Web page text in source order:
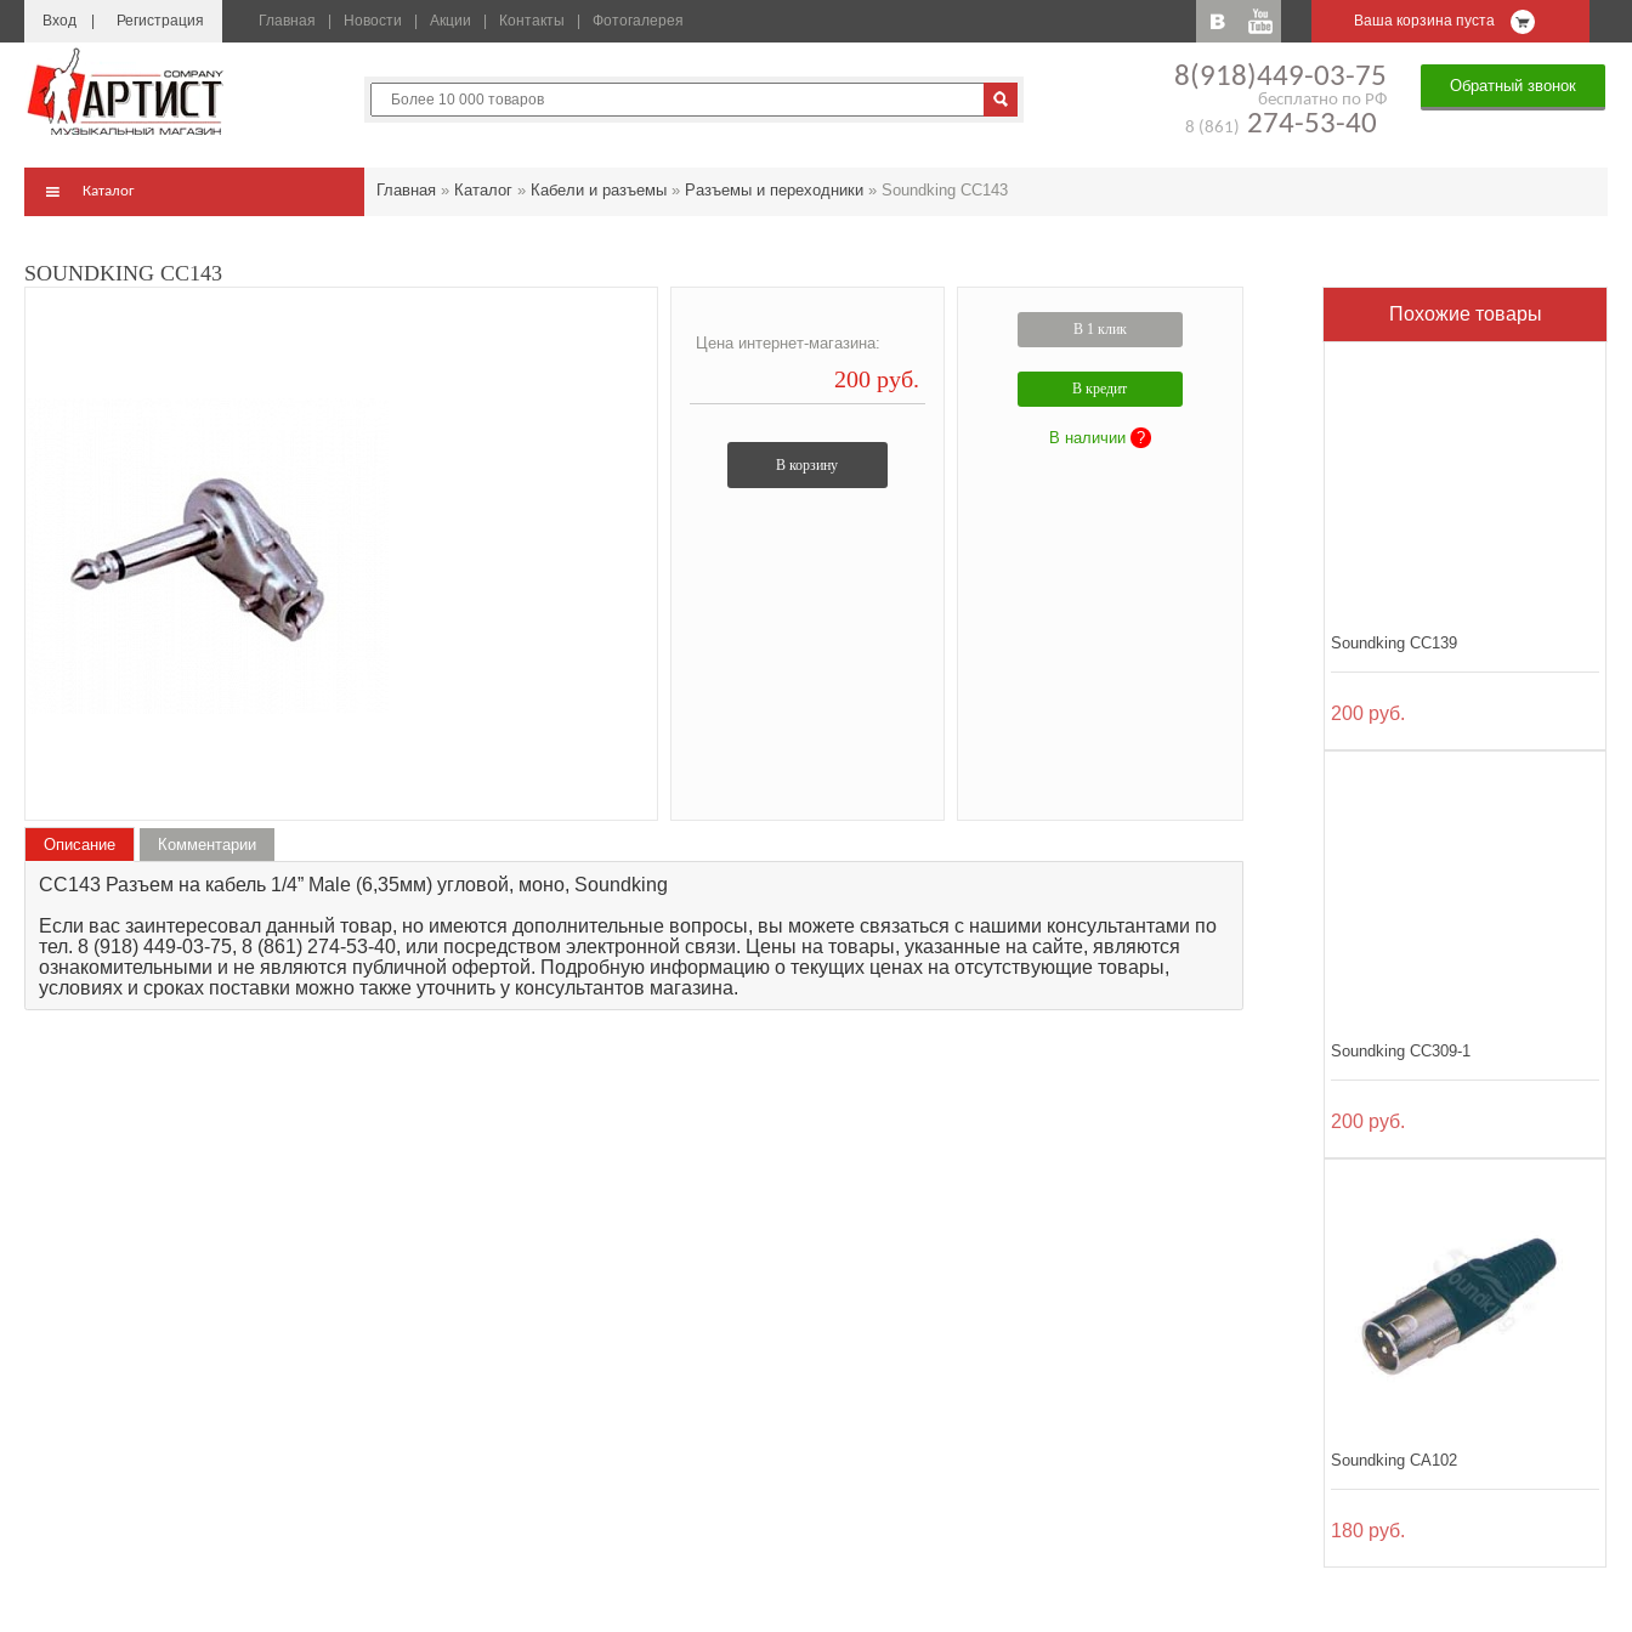
Вход Регистрация Главная Новости Акции Контакты Фотогалерея Ваша корзина пуста
8(918)449-03-75
бесплатно по РФ
8 (861) 274-53-40
Обратный звонок
Каталог Главная » Каталог » Кабели и разъемы » Разъемы и переходники » Soundking CC143
SOUNDKING CC143
Цена интернет-магазина:
200 руб.
В корзину
В 1 клик
В кредит
В наличии ?
Похожие товары
Soundking CC139
200 руб.
Soundking CC309-1
200 руб.
Soundking CA102
180 руб.
Описание
CC143 Разъем на кабель 1/4” Male (6,35мм) угловой, моно, Soundking
Если вас заинтересовал данный товар, но имеются дополнительные вопросы, вы можете связаться с нашими консультантами по
тел. 8 (918) 449-03-75, 8 (861) 274-53-40, или посредством электронной связи. Цены на товары, указанные на сайте, являются
ознакомительными и не являются публичной офертой. Подробную информацию о текущих ценах на отсутствующие товары,
условиях и сроках поставки можно также уточнить у консультантов магазина.
Комментарии